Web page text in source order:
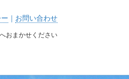
お問い合わせ
おまかせください